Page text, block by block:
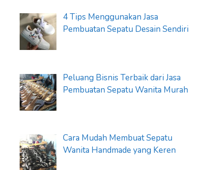
4 Tips Menggunakan Jasa
Pembuatan Sepatu Desain Sendiri
Peluang Bisnis Terbaik dari Jasa
Pembuatan Sepatu Wanita Murah
Cara Mudah Membuat Sepatu
Wanita Handmade yang Keren